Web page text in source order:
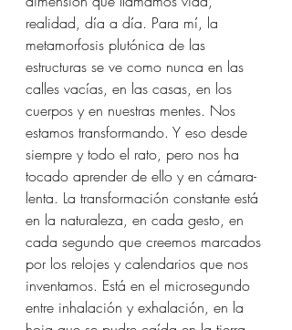
realidad, día a día. Para mí, la
metamorfosis plutónica de las
estructuras se ve como nunca en las
calles vacías, en las casas, en los
cuerpos y en nuestras mentes. Nos
estamos transformando. Y eso desde
siempre y todo el rato, pero nos ha
tocado aprender de ello y en cámara-
lenta. La transformación constante está
en la naturaleza, en cada gesto, en
cada segundo que creemos marcados
por los relojes y calendarios que nos
inventamos. Está en el microsegundo
entre inhalación y exhalación, en la